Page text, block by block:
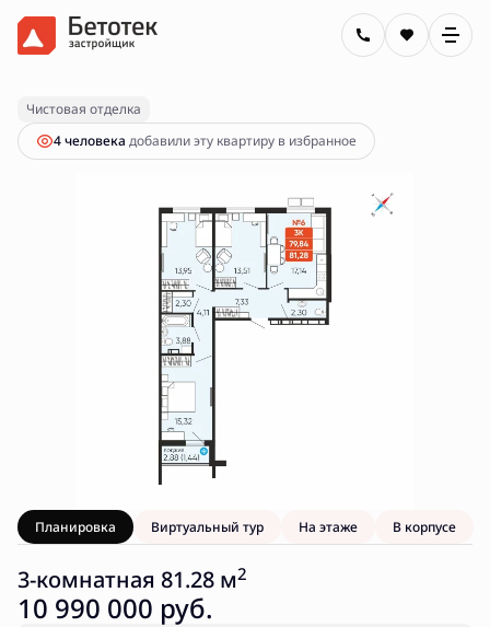
3-комнатная81.28 м 10 990 000 руб.
Ипотекаот 39 469 руб.
Чистовая отделка
4 человекa добавили эту квартиру в избранное
Планировка Виртуальный тур На этаже В корпусе
3-комнатная 81.28 м2
10 990 000 руб.